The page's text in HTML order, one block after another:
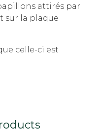
attirés par
sur la plaque
celle-ci est